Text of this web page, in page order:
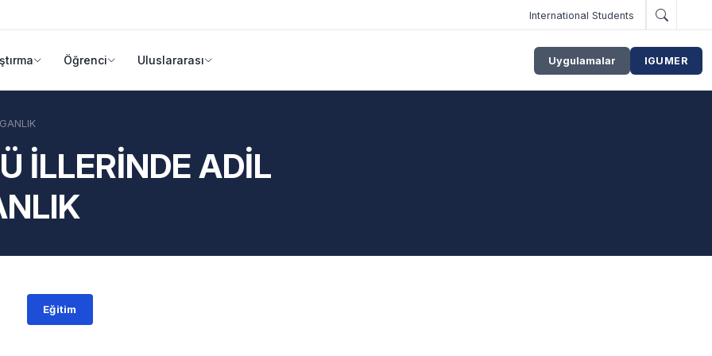
International Students
Öğrenci Uluslararası Uygulamalar IGUMER
İLLERİNDE ADİL
Eğitim